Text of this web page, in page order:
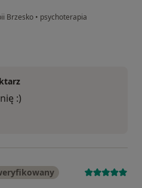
Brzesko • psychoterapia
:)